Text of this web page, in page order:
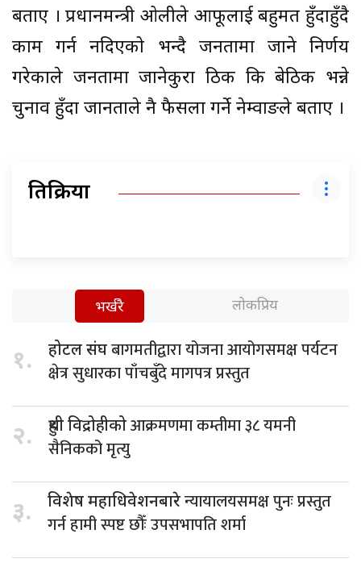
बताए । प्रधानमन्त्री ओलीले आफूलाई बहुमत हुँदाहुँदै
काम गर्न नदिएको भन्दै जनतामा जाने निर्णय
गरेकाले जनतामा जानेकुरा ठिक कि बेठिक भन्ने
चुनाव हुँदा जानताले नै फैसला गर्ने नेम्वाङले बताए ।
प्रतिक्रिया
भर्खरै लोकप्रिय
१. होटल संघबागमतीद्वारा योजना आयोगसमक्ष पर्यटन
क्षेत्र सुधारका पाँचबुँदे मागपत्र प्रस्तुत
२. हुथी विद्रोहीकोआक्रमणमा कम्तीमा ३८ यमनी
सैनिकको मृत्यु
३. विशेष महाधिवेशनबारेन्यायालयसमक्ष पुनः प्रस्तुत
गर्न हामी स्पष्ट छौँः उपसभापति शर्मा